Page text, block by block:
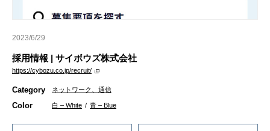
2023/6/29
採用情報 | サイボウズ株式会社
https://cybozu.co.jp/recruit/
Category ネットワーク、通信
Color 白 – White / 青 – Blue